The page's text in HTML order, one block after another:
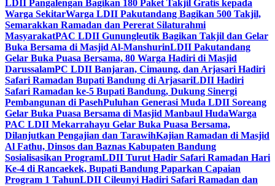
LDII Pangalengan Bagikan 180 Paket Takjil Gratis kepada
Warga SekitarWarga LDII Pakutandang Bagikan 500 Takjil,
Semarakkan Ramadan dan Pererat Silaturahmi
MasyarakatPAC LDII Gunungleutik Bagikan Takjil dan Gelar
Buka Bersama di Masjid Al-ManshurinLDII Pakutandang
Gelar Buka Puasa Bersama, 80 Warga Hadiri di Masjid
DarussalamPC LDII Banjaran, Cimaung, dan Arjasari Hadiri
Safari Ramadan Bupati Bandung di ArjasariLDII Hadiri
Safari Ramadan ke-5 Bupati Bandung, Dukung Sinergi
Pembangunan di PasehPuluhan Generasi Muda LDII Soreang
Gelar Buka Puasa Bersama di Masjid Manbaul HudaWarga
PAC LDII Mekarrahayu Gelar Buka Puasa Bersama,
Dilanjutkan Pengajian dan TarawihKajian Ramadan di Masjid
Al Fathu, Dinsos dan Baznas Kabupaten Bandung
Sosialisasikan ProgramLDII Turut Hadir Safari Ramadan Hari
Ke-4 di Rancaekek, Bupati Bandung Paparkan Capaian
Program 1 TahunLDII Cileunyi Hadiri Safari Ramadan dan